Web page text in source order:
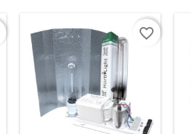
favorite_border